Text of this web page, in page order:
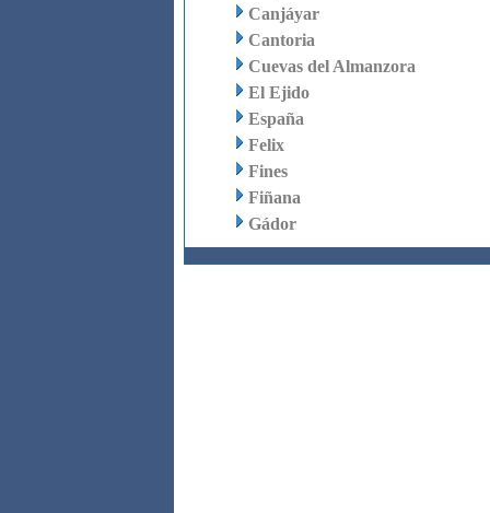
Canjáyar
Cantoria
Cuevas del Almanzora
El Ejido
España
Felix
Fines
Fiñana
Gádor